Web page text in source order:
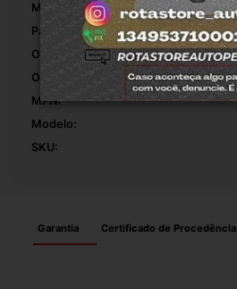
Marca:
Pasador E Buchas Incluídos:
Origem:
OEM:
MPN:
Modelo:
SKU:
Garantia Certificado de Procedência